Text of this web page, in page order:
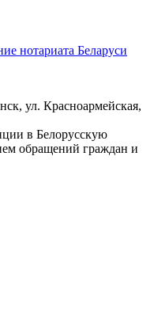
нотариата Беларуси
ул. Красноармейская,
в Белорусскую
обращений граждан и